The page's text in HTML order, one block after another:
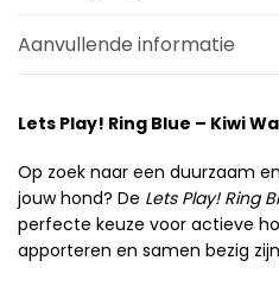
Aanvullende informatie
Lets Play! Ring Blue – Kiwi
Op zoek naar een duurzaam
jouw hond? De Lets Play! Ring
perfecte keuze voor actieve
apporteren en samen bezig